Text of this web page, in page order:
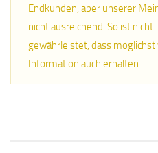
Endkunden, aber unserer
nicht ausreichend. So ist nicht
gewährleistet, dass
Information auch erhalten